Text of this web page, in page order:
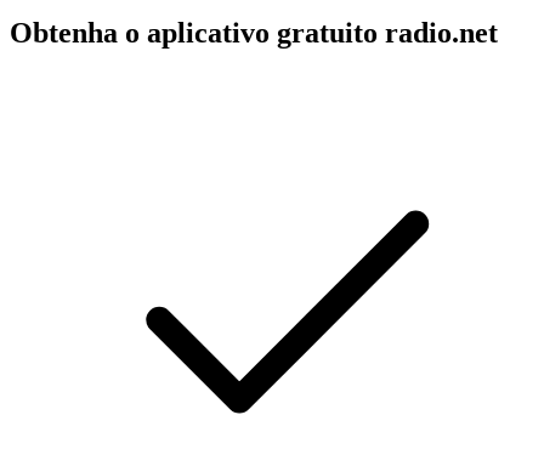
Obtenha o aplicativo gratuito radio.net